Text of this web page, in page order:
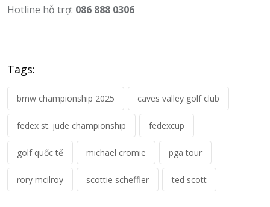
Hotline hỗ trợ: 086 888 0306
Tags:
bmw championship 2025 caves valley golf club
fedex st. jude championship fedexcup
golf quốc tế michael cromie pga tour
rory mcilroy scottie scheffler ted scott